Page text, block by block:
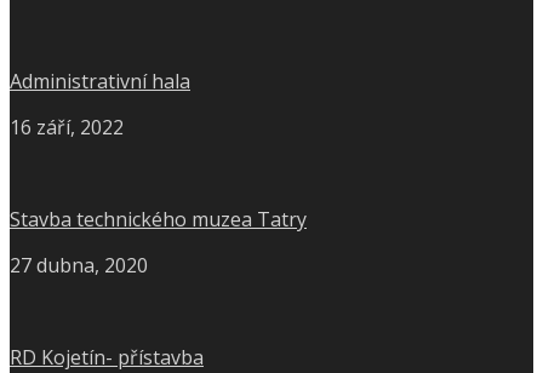
Administrativní hala
16 září, 2022
Stavba technického muzea Tatry
27 dubna, 2020
RD Kojetín- přístavba